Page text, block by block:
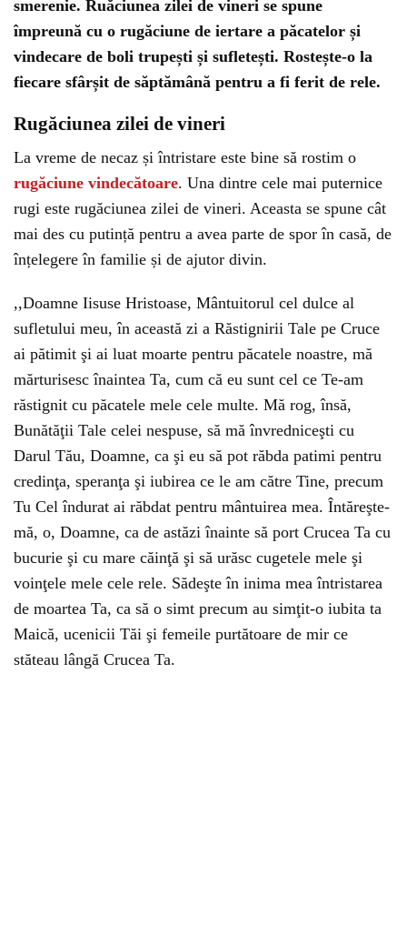
smerenie. Ruăciunea zilei de vineri se spune
împreună cu o rugăciune de iertare a păcatelor și
vindecare de boli trupești și sufletești. Rostește-o la
fiecare sfârșit de săptămână pentru a fi ferit de rele.
Rugăciunea zilei de vineri
La vreme de necaz și întristare este bine să rostim o
rugăciune vindecătoare. Una dintre cele mai puternice
rugi este rugăciunea zilei de vineri. Aceasta se spune cât
mai des cu putință pentru a avea parte de spor în casă, de
înțelegere în familie și de ajutor divin.
,,Doamne Iisuse Hristoase, Mântuitorul cel dulce al
sufletului meu, în această zi a Răstignirii Tale pe Cruce
ai pătimit şi ai luat moarte pentru păcatele noastre, mă
mărturisesc înaintea Ta, cum că eu sunt cel ce Te-am
răstignit cu păcatele mele cele multe. Mă rog, însă,
Bunătăţii Tale celei nespuse, să mă învredniceşti cu
Darul Tău, Doamne, ca şi eu să pot răbda patimi pentru
credinţa, speranţa şi iubirea ce le am către Tine, precum
Tu Cel îndurat ai răbdat pentru mântuirea mea. Întăreşte-
mă, o, Doamne, ca de astăzi înainte să port Crucea Ta cu
bucurie şi cu mare căinţă şi să urăsc cugetele mele şi
voinţele mele cele rele. Sădeşte în inima mea întristarea
de moartea Ta, ca să o simt precum au simţit-o iubita ta
Maică, ucenicii Tăi şi femeile purtătoare de mir ce
stăteau lângă Crucea Ta.